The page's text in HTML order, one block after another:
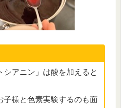
シアニン」は酸を加えると
子様と色素実験するのも面